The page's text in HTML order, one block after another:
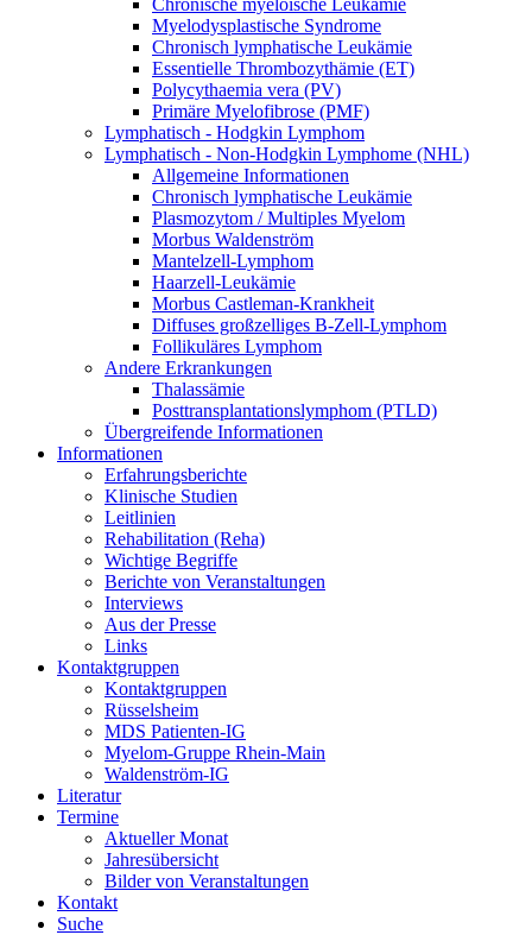
Myelodysplastische Syndrome
Chronisch lymphatische Leukämie
Essentielle Thrombozythämie (ET)
Polycythaemia vera (PV)
Primäre Myelofibrose (PMF)
Lymphatisch - Hodgkin Lymphom
Lymphatisch - Non-Hodgkin Lymphome (NHL)
Allgemeine Informationen
Chronisch lymphatische Leukämie
Plasmozytom / Multiples Myelom
Morbus Waldenström
Mantelzell-Lymphom
Haarzell-Leukämie
Morbus Castleman-Krankheit
Diffuses großzelliges B-Zell-Lymphom
Follikuläres Lymphom
Andere Erkrankungen
Thalassämie
Posttransplantationslymphom (PTLD)
Übergreifende Informationen
Informationen
Erfahrungsberichte
Klinische Studien
Leitlinien
Rehabilitation (Reha)
Wichtige Begriffe
Berichte von Veranstaltungen
Interviews
Aus der Presse
Links
Kontaktgruppen
Kontaktgruppen
Rüsselsheim
MDS Patienten-IG
Myelom-Gruppe Rhein-Main
Waldenström-IG
Literatur
Termine
Aktueller Monat
Jahresübersicht
Bilder von Veranstaltungen
Kontakt
Suche